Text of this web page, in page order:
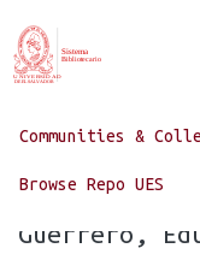
Communities &
Browse Repo UES
Home Browse by
Browsing by
Guerrero,